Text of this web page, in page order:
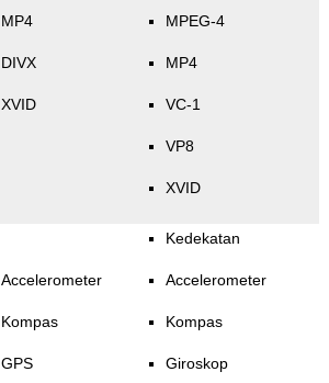
MP4
DIVX
XVID
MPEG-4
MP4
VC-1
VP8
XVID
Accelerometer
Kompas
GPS
Kedekatan
Accelerometer
Kompas
Giroskop